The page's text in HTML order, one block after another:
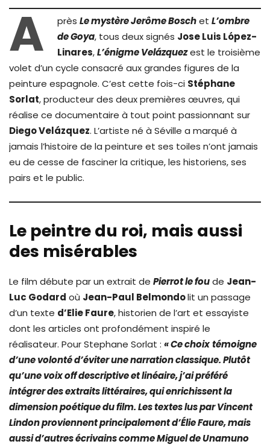
A près Le mystère Jerôme Boschet L’ombre
de Goya, tous deux signés Jose Luis López-
Linares,L’énigme Velázquezest le troisième
volet d’un cycle consacré aux grandes figures de la
peinture espagnole. C’est cette fois-ci Stéphane
Sorlat, producteur des deux premières œuvres, qui
réalise ce documentaire à tout point passionnant sur
Diego Velázquez. L’artiste né à Séville a marqué à
jamais l’histoire de la peinture et ses toiles n’ont jamais
eu de cesse de fasciner la critique, les historiens, ses
pairs et le public.
Le peintre du roi, mais aussi
des misérables
Le film débute par un extrait de Pierrot le foude Jean-
Luc Godard où Jean-Paul Belmondolit un passage
d’un texte d’Elie Faure, historien de l’art et essayiste
dont les articles ont profondément inspiré le
réalisateur. Pour Stephane Sorlat : « Ce choixtémoigne
d’une volonté d’éviter une narration classique. Plutôt
qu’une voix off descriptive et linéaire, j’ai préféré
intégrer des extraits littéraires, qui enrichissent la
dimension poétique du film. Les textes lus par Vincent
Lindon proviennent principalement d’Élie Faure, mais
aussi d’autres écrivains comme Miguel de Unamuno